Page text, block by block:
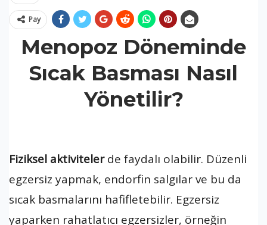
Pay
Menopoz Döneminde
Sıcak Basması Nasıl
Yönetilir?
Fiziksel aktivitelerde faydalı olabilir. Düzenli
egzersiz yapmak, endorfin salgılar ve bu da
sıcak basmalarını hafifletebilir. Egzersiz
yaparken rahatlatıcı egzersizler, örneğin